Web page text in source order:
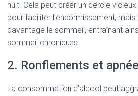
nuit. Cela peut créer un cercle
pour faciliter l’endormissement,
davantage le sommeil, entraînant
sommeil chroniques.
2. Ronflements et
La consommation d’alcool peut